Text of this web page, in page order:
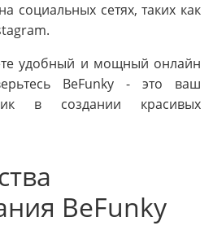
социальных сетях, таких как
удобный и мощный онлайн
BeFunky - это ваш
в создании красивых
BeFunky